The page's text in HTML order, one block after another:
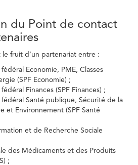
du Point de contact
le fruit d’un partenariat entre :
Economie, PME, Classes
(SPF Economie) ;
Finances (SPF Finances) ;
fédéral Santé publique, Sécurité de la
et Environnement (SPF Santé
et de Recherche Sociale
des Médicaments et des Produits
;